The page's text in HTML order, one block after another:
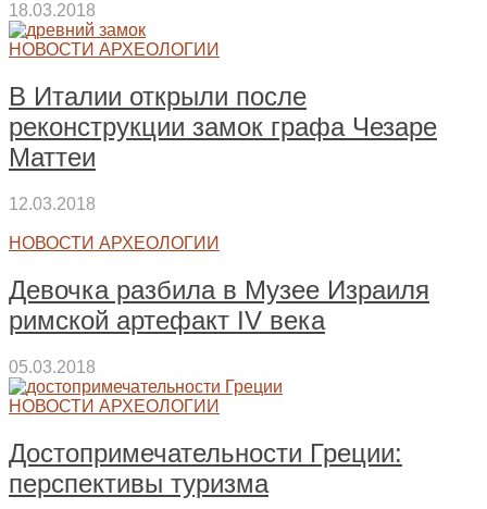
18.03.2018
НОВОСТИ АРХЕОЛОГИИ
В Италии открыли после
реконструкции замок графа Чезаре
Маттеи
12.03.2018
НОВОСТИ АРХЕОЛОГИИ
Девочка разбила в Музее Израиля
римской артефакт IV века
05.03.2018
НОВОСТИ АРХЕОЛОГИИ
Достопримечательности Греции:
перспективы туризма